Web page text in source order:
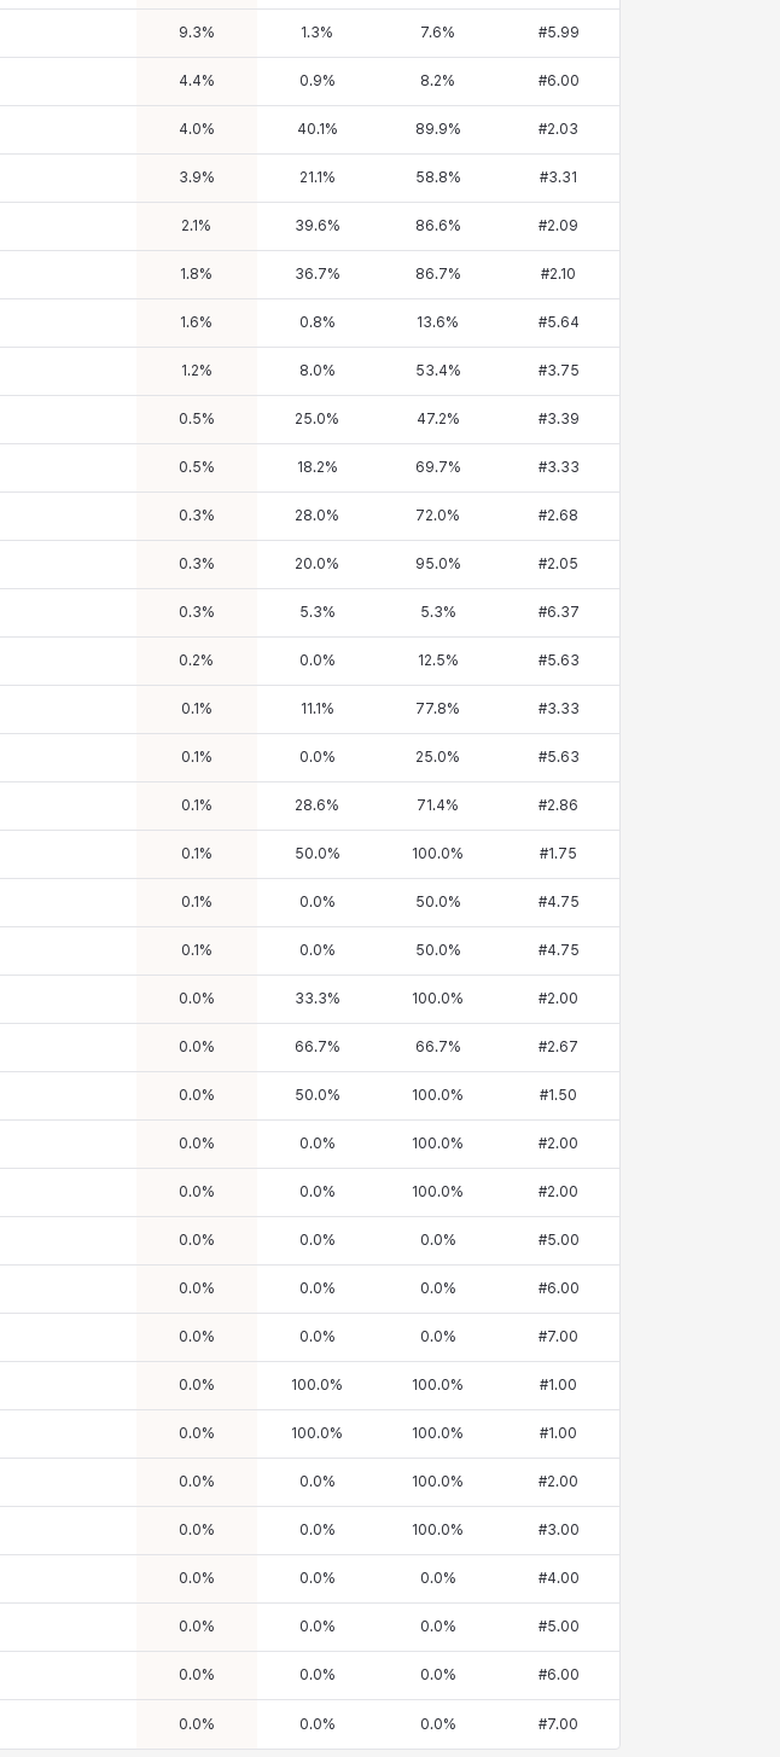
9.3% 1.3% 7.6% #5.99
4.4% 0.9% 8.2% #6.00
4.0% 40.1 % 89.9% #2.03
3.9% 21.1 % 58.8% #3.31
2.1 % 39.6% 86.6% #2.09
1.8% 36.7% 86.7% #2.10
1.6% 0.8% 13.6% #5.64
1.2% 8.0% 53.4% #3.75
0.5% 25.0% 47.2% #3.39
0.5% 18.2% 69.7% #3.33
0.3% 28.0% 72.0% #2.68
0.3% 20.0% 95.0% #2.05
0.3% 5.3% 5.3% #6.37
0.2% 0.0% 12.5% #5.63
0.1 % 11.1 % 77.8% #3.33
0.1 % 0.0% 25.0% #5.63
0.1 % 28.6% 71.4% #2.86
0.1 % 50.0% 100.0% #1.75
0.1 % 0.0% 50.0% #4.75
0.1 % 0.0% 50.0% #4.75
0.0% 33.3% 100.0% #2.00
0.0% 66.7% 66.7% #2.67
0.0% 50.0% 100.0% #1.50
0.0% 0.0% 100.0% #2.00
0.0% 0.0% 100.0% #2.00
0.0% 0.0% 0.0% #5.00
0.0% 0.0% 0.0% #6.00
0.0% 0.0% 0.0% #7.00
0.0% 100.0% 100.0% #1.00
0.0% 100.0% 100.0% #1.00
0.0% 0.0% 100.0% #2.00
0.0% 0.0% 100.0% #3.00
0.0% 0.0% 0.0% #4.00
0.0% 0.0% 0.0% #5.00
0.0% 0.0% 0.0% #6.00
0.0% 0.0% 0.0% #7.00